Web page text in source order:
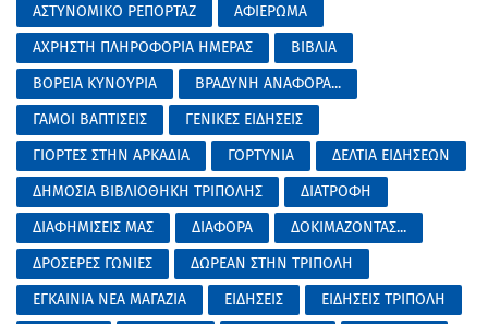
ΑΣΤΥΝΟΜΙΚΟ ΡΕΠΟΡΤΑΖ
ΑΦΙΕΡΩΜΑ
ΑΧΡΗΣΤΗ ΠΛΗΡΟΦΟΡΙΑ ΗΜΕΡΑΣ
ΒΙΒΛΙΑ
ΒΟΡΕΙΑ ΚΥΝΟΥΡΙΑ
ΒΡΑΔΥΝΗ ΑΝΑΦΟΡΑ...
ΓΑΜΟΙ ΒΑΠΤΙΣΕΙΣ
ΓΕΝΙΚΕΣ ΕΙΔΗΣΕΙΣ
ΓΙΟΡΤΕΣ ΣΤΗΝ ΑΡΚΑΔΙΑ
ΓΟΡΤΥΝΙΑ
ΔΕΛΤΙΑ ΕΙΔΗΣΕΩΝ
ΔΗΜΟΣΙΑ ΒΙΒΛΙΟΘΗΚΗ ΤΡΙΠΟΛΗΣ
ΔΙΑΤΡΟΦΗ
ΔΙΑΦΗΜΙΣΕΙΣ ΜΑΣ
ΔΙΑΦΟΡΑ
ΔΟΚΙΜΑΖΟΝΤΑΣ...
ΔΡΟΣΕΡΕΣ ΓΩΝΙΕΣ
ΔΩΡΕΑΝ ΣΤΗΝ ΤΡΙΠΟΛΗ
ΕΓΚΑΙΝΙΑ ΝΕΑ ΜΑΓΑΖΙΑ
ΕΙΔΗΣΕΙΣ
ΕΙΔΗΣΕΙΣ ΤΡΙΠΟΛΗ